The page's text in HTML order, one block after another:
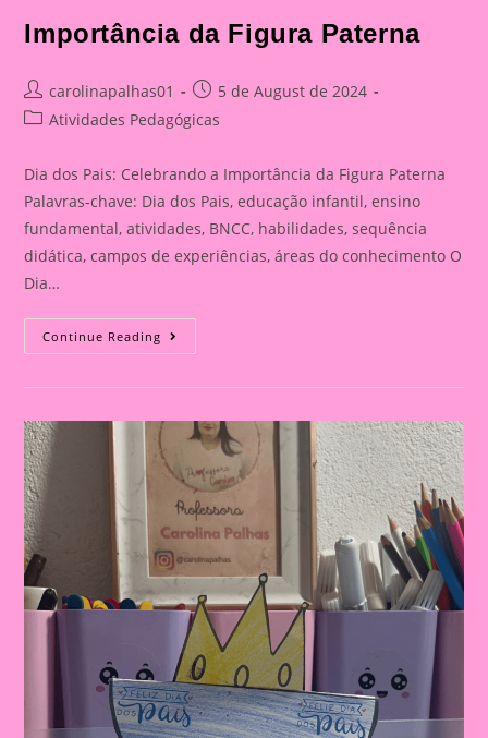
Importância da Figura Paterna
Post
author:
carolinapalhas01
Post
published:
5 de August de 2024
PostAtividades Pedagógicas
Dia dos Pais: Celebrando a Importância da Figura Paterna
Palavras-chave: Dia dos Pais, educação infantil, ensino
fundamental, atividades, BNCC, habilidades, sequência
didática, campos de experiências, áreas do conhecimento O
Dia…
Continue Reading Cartão
Lembrança
O
Pais
|
Dia
Dos
Pais:
Celebrando
Importância
Da
Figura
Paterna